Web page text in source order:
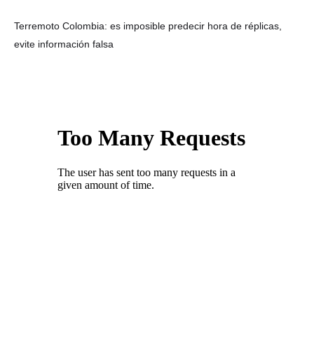
Terremoto Colombia: es imposible predecir hora de réplicas,
evite información falsa